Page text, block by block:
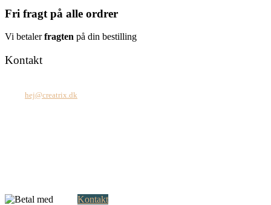
Fri fragt på alle ordrer
Vi betalerfragten på din bestilling
Kontakt
hej@creatrix.dk
Kontakt